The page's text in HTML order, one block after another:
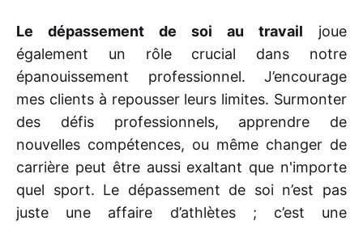
Le dépassement de soi au travail joue
également un rôle crucial dans notre
épanouissement professionnel. J’encourage
mes clients à repousser leurs limites. Surmonter
des défis professionnels, apprendre de
nouvelles compétences, ou même changer de
carrière peut être aussi exaltant que n'importe
quel sport. Le dépassement de soi n’est pas
juste une affaire d’athlètes ; c’est une